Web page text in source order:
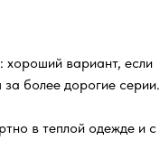
хороший вариант, если
более дорогие серии.
в теплой одежде и с